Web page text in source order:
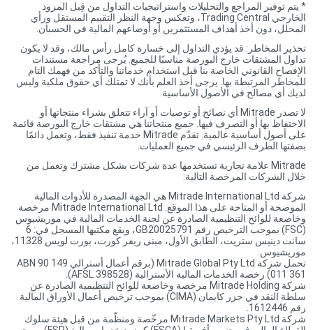
* يتم توفير المراجع والتحليلات واستراتيجيات التداول من قِبل المزود
الخارجي Trading Central، وتعكس وجهة النظر التقييم المستقل ورأي
المحلل، دون أخذ أهداف المستثمرين أو أوضاعهم المالية في الحسبان.
تحذير المخاطر: قد يؤدي التداول إلى خسارة كامل رأس مالك، وقد لا يكون
تداول المشتقات خارج البورصة مناسبًا للجميع. يُرجى مراجعة مستندات
الإفصاح القانوني الخاصة بنا قبل استخدام خدماتنا والتأكد من فهمك التام
للمخاطر المرتبطة بها. يرجى أخذ العلم بأنك لا تمتلك أي حقوق ملكية وليس
لديك أي مصالح في الأصول الأساسية.
لا تصدر Mitrade أي نصائح أو توصيات أو آراء تتعلق بشراء منتجاتها أو
الاحتفاظ بها أو التصرف فيها. جميع منتجاتنا هي مشتقات خارج البورصة قائمة
على أصول أساسية عالمية. تقدّم Mitrade خدمة تنفيذ فقط، وتعمل دائمًا
بصفتها الطرف الرئيسي في جميع العمليات.
Mitrade علامة تجارية تستخدمها عدة شركات بشكل مشترك وتعمل من
خلال الشركات المرخصة التالية:
شركة Mitrade International Ltd هي الجهة المصدرة للأدوات المالية
الموضحة أو المتاحة على هذا الموقع. Mitrade International Ltd مرخصة
وخاضعة للوائح التنظيمية الصادرة عن لجنة الخدمات المالية في موريشيوس
(FSC) بموجب الترخيص رقم GB20025791، ويقع مكتبها المسجل في: 6
سانت دينيس ستريت، الطابق الأول، مبنى ريفر كورت، بورت لويس 11328،
موريشيوس.
تحمل شركة Mitrade Global Pty Ltd (برقم أعمال أسترالي ABN 90 149
011 361) رخصة الخدمات المالية الأسترالية (AFSL 398528).
شركة Mitrade Holding مرخصة وخاضعة للوائح التنظيمية الصادرة عن
سلطة النقد في جزر كايمان (CIMA) بموجب ترخيص أعمال الأوراق المالية
رقم 1612446.
شركة Mitrade Markets Pty Ltd مرخّصة ومنظّمة من قبل هيئة سلوك